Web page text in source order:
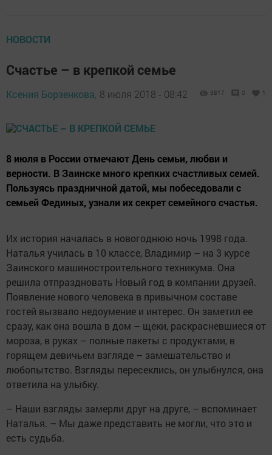
НОВОСТИ
Счастье – в крепкой семье
Ксения Борзенкова, 8 июля 2018 - 08:42 3817 0 1
8 июля в России отмечают День семьи, любви и
верности. В Заинске много крепких счастливых семей.
Пользуясь праздничной датой, мы побеседовали с
семьей Фединых, узнали их секрет семейного счастья.
Их история началась в новогоднюю ночь 1998 года.
Наталья училась в 10 классе, Владимир – на 3 курсе
Заинского машиностроительного техникума. Она
решила отпраздновать Новый год в компании друзей.
Появление нового человека в привычном составе
гостей вызвало недоумение и интерес. Он заметил ее
сразу, как она вошла в дом – щеки, раскрасневшиеся от
мороза, в руках – полные пакеты с продуктами, в
горящем девичьем взгляде – замешательство и
любопытство. Взгляды пересеклись, он улыбнулся, она
ответила на улыбку.
– Наши взгляды замерли друг на друге, – вспоминает
Наталья. – Мы даже представить не могли, что это и
есть судьба.